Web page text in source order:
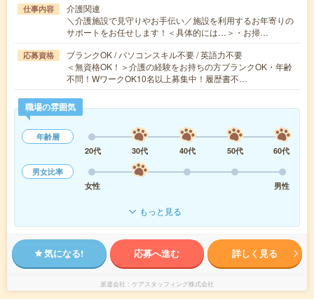
仕事内容
介護関連
＼介護施設で見守りやお手伝い／施設を利用するお年寄りの
サポートをお任せします！＜具体的には…＞・お掃…
応募資格
ブランクOK / パソコンスキル不要 / 英語力不要
＜無資格OK！＞介護の経験をお持ちの方ブランクOK・年齢
不問！WワークOK10名以上募集中！履歴書不…
職場の雰囲気
年齢層
20代
30代 40代 50代
60代
男女比率
女性
男性
もっと見る
気になる! 応募へ進む 詳しく見る
派遣会社 ケアスタッフィング株式会社